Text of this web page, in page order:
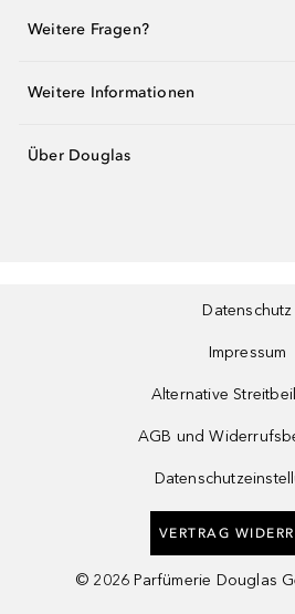
Weitere Fragen?
Weitere Informationen
Über Douglas
Datenschutz
Impressum
Alternative
AGB und
VERTRAG
© 2026 Parfümerie Douglas